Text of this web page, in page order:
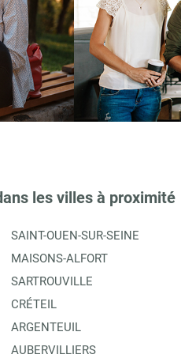
les villes à proximité
SAINT-OUEN-SUR-SEINE
MAISONS-ALFORT
SARTROUVILLE
CRÉTEIL
ARGENTEUIL
AUBERVILLIERS